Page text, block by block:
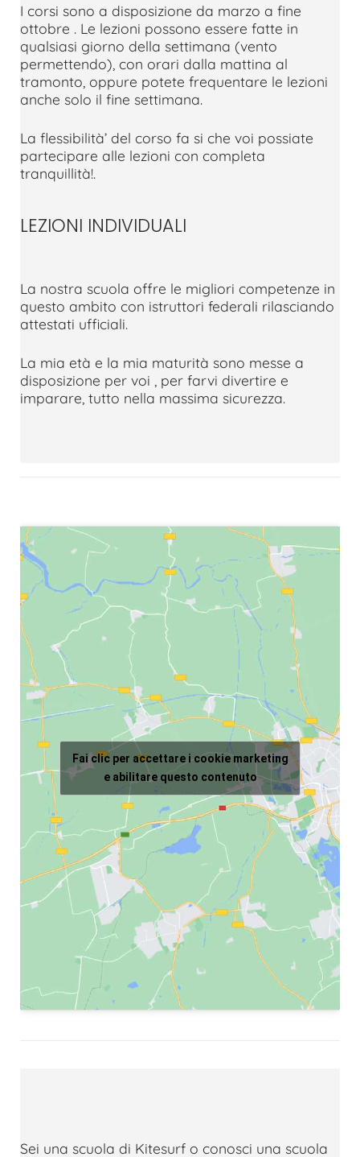
I corsi sono a disposizione da marzo a fine
ottobre . Le lezioni possono essere fatte in
qualsiasi giorno della settimana (vento
permettendo), con orari dalla mattina al
tramonto, oppure potete frequentare le lezioni
anche solo il fine settimana.
La flessibilità’ del corso fa si che voi possiate
partecipare alle lezioni con completa
tranquillità!.
LEZIONI INDIVIDUALI
La nostra scuola offre le migliori competenze in
questo ambito con istruttori federali rilasciando
attestati ufficiali.
La mia età e la mia maturità sono messe a
disposizione per voi , per farvi divertire e
imparare, tutto nella massima sicurezza.
Fai clic per accettare i cookie marketing
e abilitare questo contenuto
Sei una scuola di Kitesurf o conosci una scuola